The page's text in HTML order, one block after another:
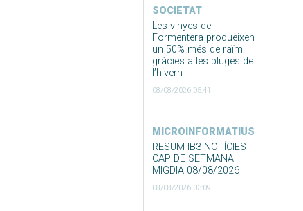
SOCIETAT
Les vinyes de
Formentera produeixen
un 50% més de raïm
gràcies a les pluges de
l’hivern
08/08/2026 05:41
MICROINFORMATIUS
RESUM IB3 NOTÍCIES
CAP DE SETMANA
MIGDIA 08/08/2026
08/08/2026 03:09